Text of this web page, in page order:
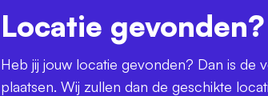
Locatie gevonden?
Heb jij jouw locatie gevonden? Dan is de
plaatsen. Wij zullen dan de geschikte